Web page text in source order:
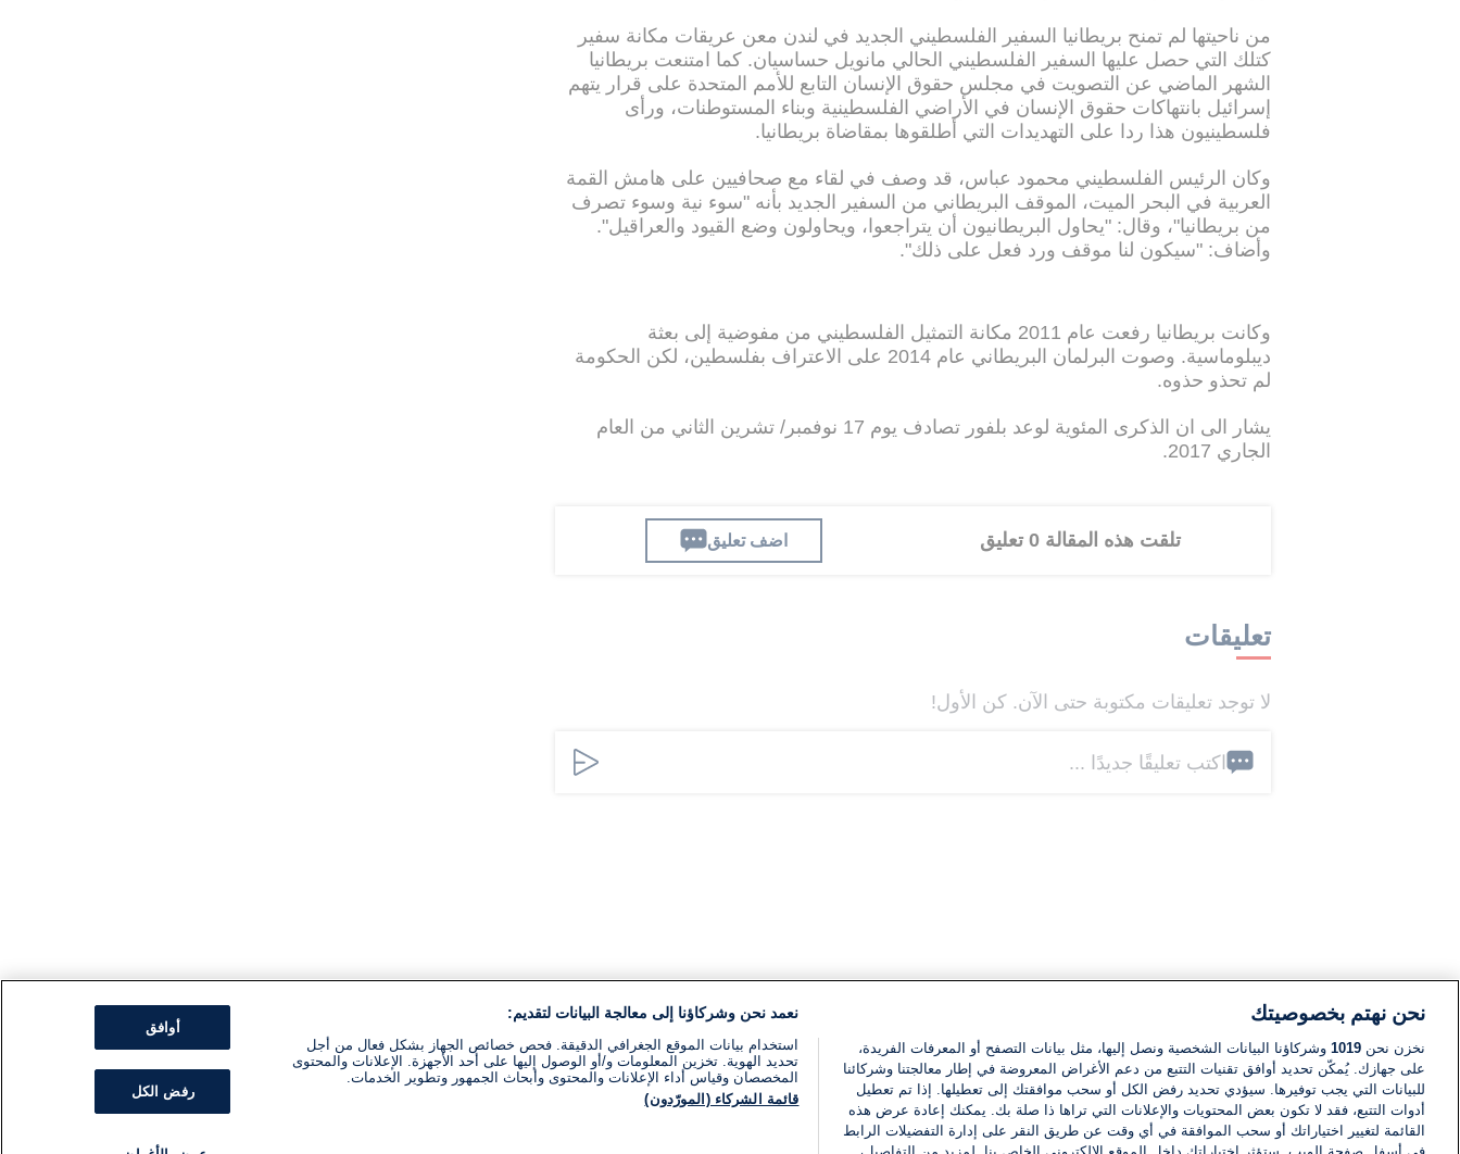
من ناحيتها لم تمنح بريطانيا السفير الفلسطيني الجديد في لندن معن عريقات مكانة سفير
كتلك التي حصل عليها السفير الفلسطيني الحالي مانويل حساسيان. كما امتنعت بريطانيا
الشهر الماضي عن التصويت في مجلس حقوق الإنسان التابع للأمم المتحدة على قرار يتهم
إسرائيل بانتهاكات حقوق الإنسان في الأراضي الفلسطينية وبناء المستوطنات، ورأى
فلسطينيون هذا ردا على التهديدات التي أطلقوها بمقاضاة بريطانيا.
وكان الرئيس الفلسطيني محمود عباس، قد وصف في لقاء مع صحافيين على هامش القمة
العربية في البحر الميت، الموقف البريطاني من السفير الجديد بأنه "سوء نية وسوء تصرف
من بريطانيا"، وقال: "يحاول البريطانيون أن يتراجعوا، ويحاولون وضع القيود والعراقيل".
وأضاف: "سيكون لنا موقف ورد فعل على ذلك".
وكانت بريطانيا رفعت عام 2011 مكانة التمثيل الفلسطيني من مفوضية إلى بعثة
ديبلوماسية. وصوت البرلمان البريطاني عام 2014 على الاعتراف بفلسطين، لكن الحكومة
لم تحذو حذوه.
يشار الى ان الذكرى المئوية لوعد بلفور تصادف يوم 17 نوفمبر/ تشرين الثاني من العام
الجاري 2017.
تلقت هذه المقالة 0 تعليق اضف تعليق
تعليقات
لا توجد تعليقات مكتوبة حتى الآن. كن الأول!
اكتب تعليقًا جديدًا ...
نحن نهتم بخصوصيتك
نخزن نحن 1019 وشركاؤنا البيانات الشخصية ونصل إليها، مثل بيانات التصفح أو المعرفات الفريدة،
على جهازك. يُمكّن تحديد أوافق تقنيات التتبع من دعم الأغراض المعروضة في إطار معالجتنا وشركائنا
للبيانات التي يجب توفيرها. سيؤدي تحديد رفض الكل أو سحب موافقتك إلى تعطيلها. إذا تم تعطيل
أدوات التتبع، فقد لا تكون بعض المحتويات والإعلانات التي تراها ذا صلة بك. يمكنك إعادة عرض هذه
القائمة لتغيير اختياراتك أو سحب الموافقة في أي وقت عن طريق النقر على إدارة التفضيلات الرابط
نعمد نحن وشركاؤنا إلى معالجة البيانات لتقديم:
استخدام بيانات الموقع الجغرافي الدقيقة. فحص خصائص الجهاز بشكل فعال من أجل
تحديد الهوية. تخزين المعلومات و/أو الوصول إليها على أحد الأجهزة. الإعلانات والمحتوى
المخصصان وقياس أداء الإعلانات والمحتوى وأبحاث الجمهور وتطوير الخدمات.
قائمة الشركاء (المورّدون)
أوافق
رفض الكل